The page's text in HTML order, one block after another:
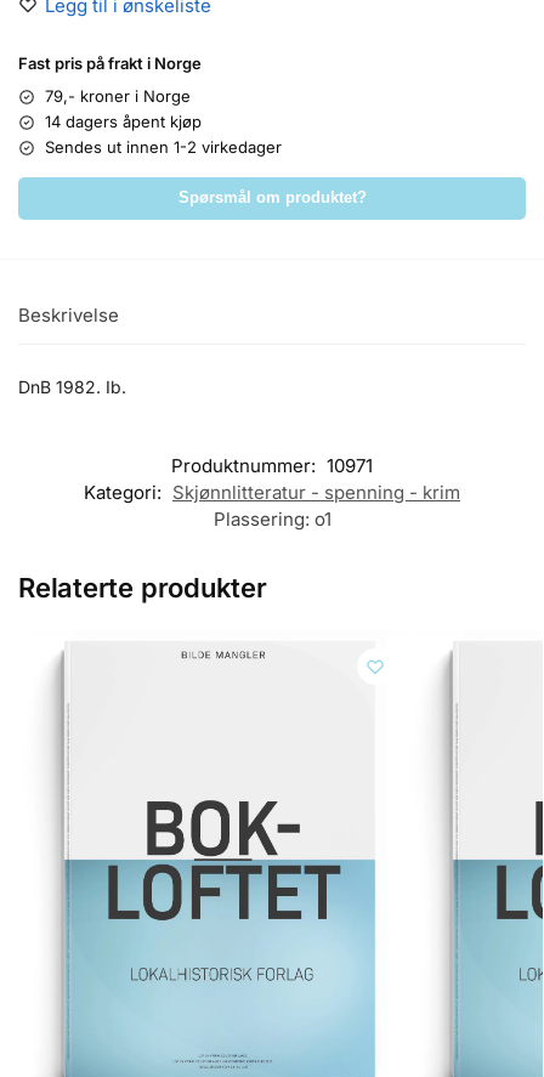
Legg til i ønskeliste
Fast pris på frakt i Norge
79,- kroner i Norge
14 dagers åpent kjøp
Sendes ut innen 1-2 virkedager
Spørsmål om produktet?
Beskrivelse
DnB 1982. Ib.
Produktnummer: 10971
Kategori: Skjønnlitteratur - spenning - krim
Plassering: o1
Relaterte produkter